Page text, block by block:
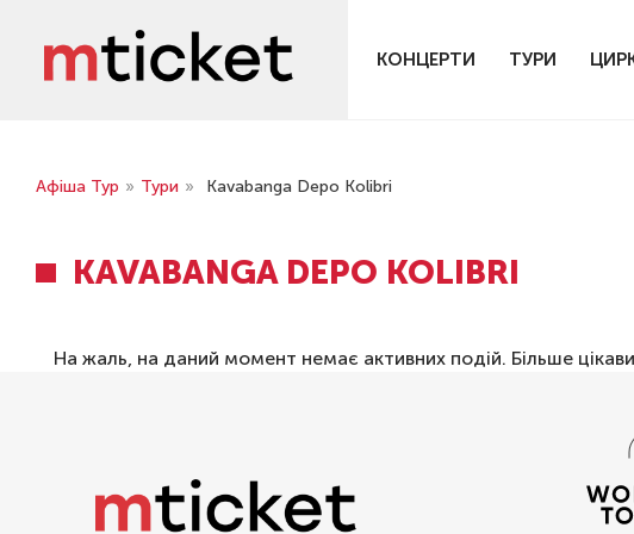
КОНЦЕРТИ ТУРИ
Афіша Тур » Тури » Kavabanga Depo Kolibri
KAVABANGA DEPO KOLIBRI
На жаль, на даний момент немає активних подій. Більше